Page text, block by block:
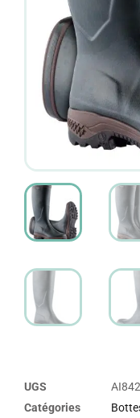
UGS
Catégories